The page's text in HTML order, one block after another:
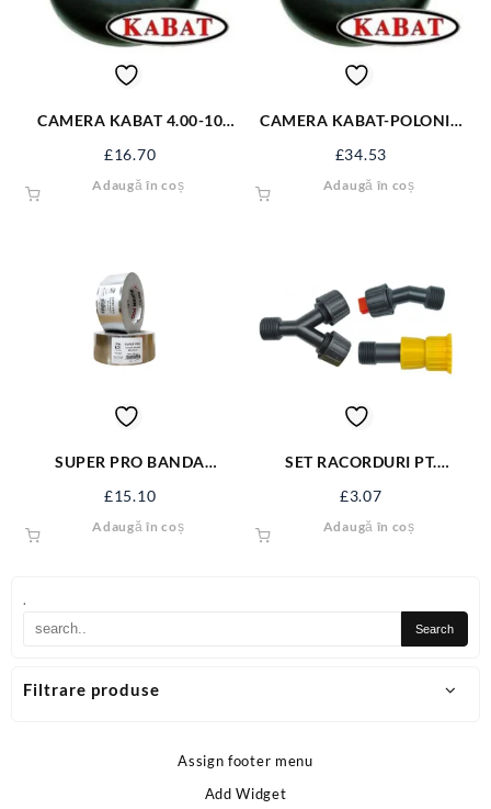
.
Filtrare produse
CAMERA KABAT 4.00-10
£16.70
Adaugă în coș
CAMERA KABAT-POLONIA
£34.53
Adaugă în coș
SUPER PRO BANDA
SPBA50X48M
£15.10
Adaugă în coș
SET RACORDURI PT.
£3.07
Adaugă în coș
Assign footer menu
Add Widget